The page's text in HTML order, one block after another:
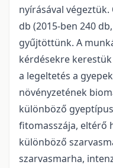
nyírásával végeztük.
db (2015-ben 240
gyűjtöttünk. A
kérdésekre
a legeltetés a gyepek
növényzetének
különböző
fitomasszája, eltérő
különböző
szarvasmarha,